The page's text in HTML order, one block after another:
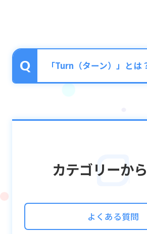
「Turn（ターン）」とは
先頭ユニットのタップが終わ
パネルを破壊せずにターンを強
す。
ターンスキップを行うには、パ
カテゴリーか
よくある質問